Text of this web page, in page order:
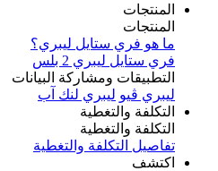
المنتجات
المنتجات
ما هو فري ستايل ليبري؟
فري ستايل ليبري 2 بلس​
التطبيقات ومشاركة البيانات
ليبري ڤيو ليبري لنك آب
التكلفة والتغطية
التكلفة والتغطية
تفاصيل التكلفة والتغطية
اكتشف​